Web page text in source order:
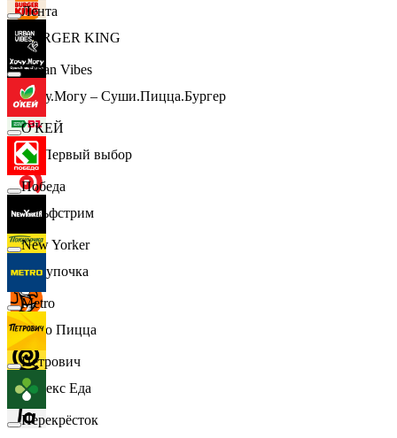
BURGER KING
Хочу.Могу – Суши.Пицца.Бургер
B1 Первый выбор
Гольфстрим
Покупочка
Додо Пицца
Яндекс Еда
Лента
Urban Vibes
О'КЕЙ
Победа
New Yorker
Metro
Петрович
Перекрёсток